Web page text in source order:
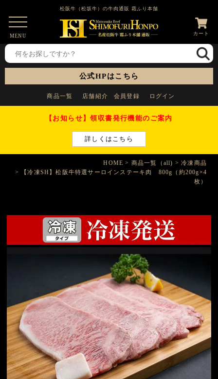
松阪牛（松坂牛）の牛肉通販 霜ふり本舗
カート
MENU
公式HPはこちら
商品一覧 店舗紹介 会員登録 ログイン
【お知らせ】領収書発行機能のご案内
詳しくはこちら
HOME 商品一覧（all)
冷凍商品
【冷凍SH】松阪牛特選サーロインステーキ肉 800g（約200g×4
枚）